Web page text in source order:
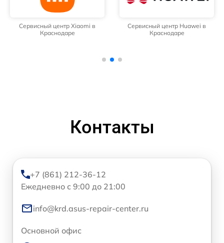
Сервисный центр Xiaomi в
Краснодаре
Сервисный центр Huawei в
Краснодаре
Контакты
+7 (861) 212-36-12
Ежедневно с 9:00 до 21:00
info@krd.asus-repair-center.ru
Основной офис